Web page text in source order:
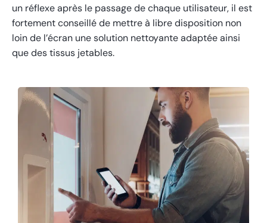
un réflexe après le passage de chaque utilisateur, il est
fortement conseillé de mettre à libre disposition non
loin de l’écran une solution nettoyante adaptée ainsi
que des tissus jetables.